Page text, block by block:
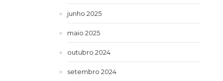
junho 2025
maio 2025
outubro 2024
setembro 2024